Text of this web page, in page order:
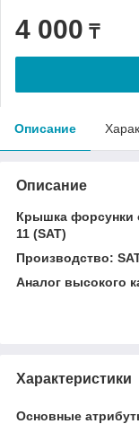
4 000 ₸
Описание
Описание
Крышка форсунки
11 (SAT)
Производство:
Аналог высокого
Характеристики
Основные